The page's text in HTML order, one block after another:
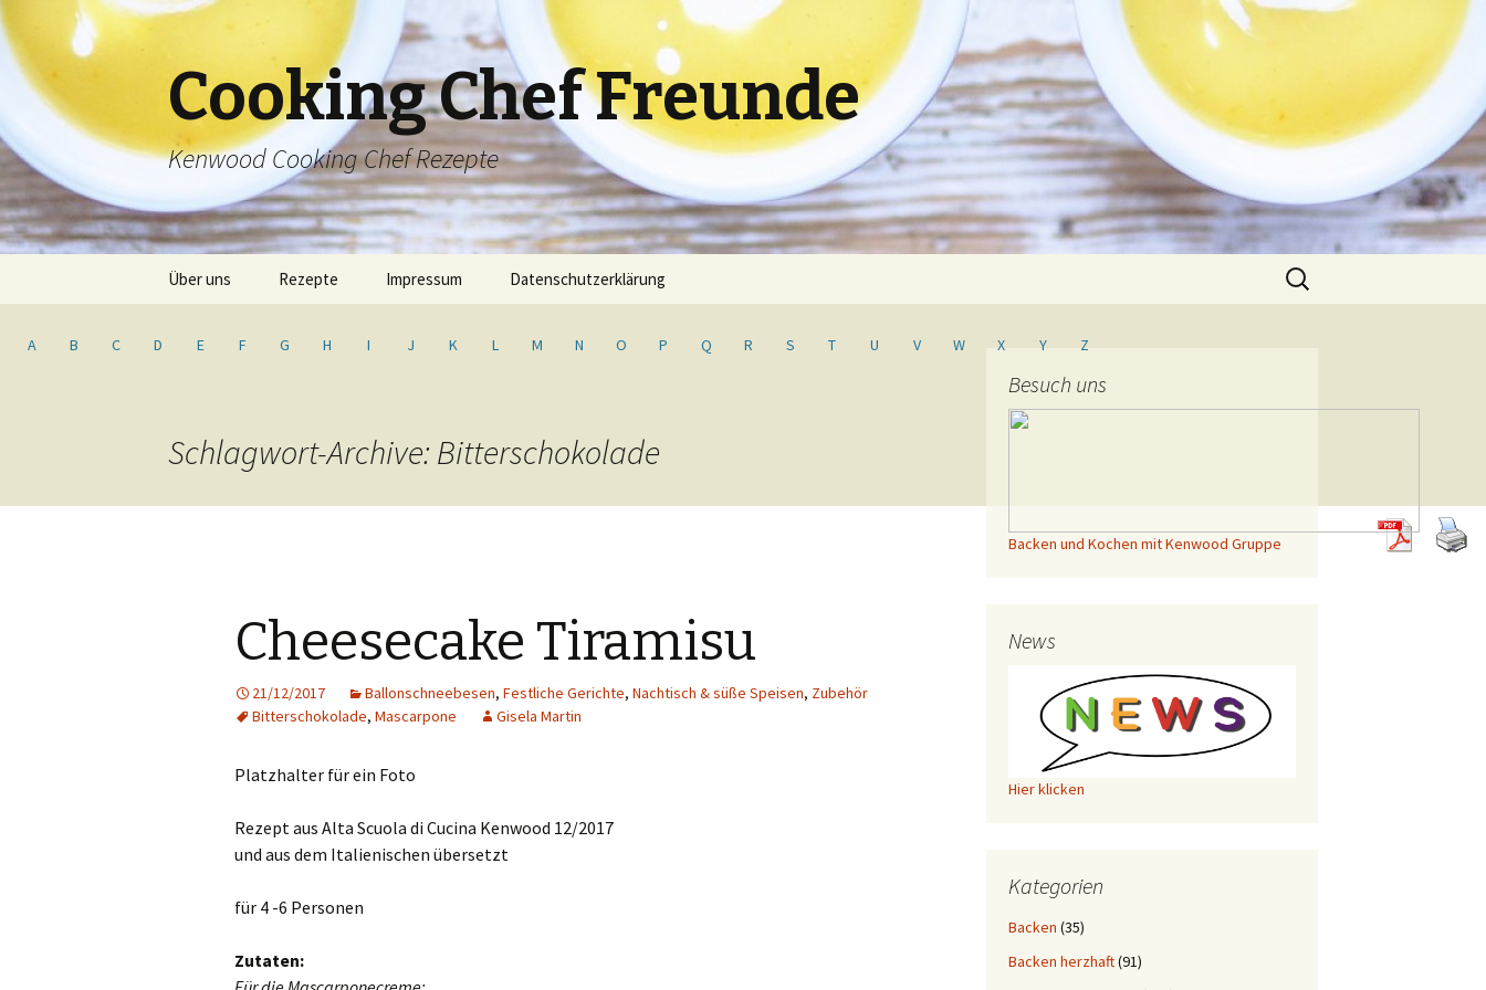
Cooking Chef Freunde
Kenwood Cooking Chef Rezepte
Springe
Über uns Rezepte Impressum Datenschutzerklärung
Suche
nach:
A B C D E F G H I J K L M N O P Q R S T U V W X Y Z
Schlagwort-Archive: Bitterschokolade
Cheesecake Tiramisu
21/12/2017 Ballonschneebesen, Festliche Gerichte, Nachtisch & süße Speisen, Zubehör
Bitterschokolade, Mascarpone Gisela Martin
Platzhalter für ein Foto
Rezept aus Alta Scuola di Cucina Kenwood 12/2017
und aus dem Italienischen übersetzt
für 4 -6 Personen
Zutaten:
Besuch uns
Backen und Kochen mit Kenwood Gruppe
News
Hier klicken
Kategorien
Backen (35)
Backen herzhaft(91)